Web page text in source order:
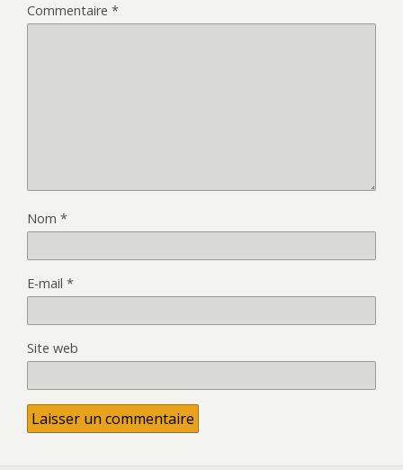
Commentaire *
Nom *
E-mail *
Site web